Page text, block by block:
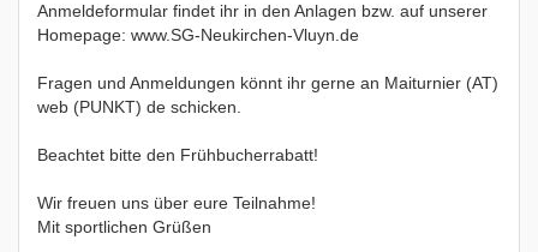
Anmeldeformular findet ihr in den Anlagen bzw. auf unserer
Homepage: www.SG-Neukirchen-Vluyn.de
Fragen und Anmeldungen könnt ihr gerne an Maiturnier (AT)
web (PUNKT) de schicken.
Beachtet bitte den Frühbucherrabatt!
Wir freuen uns über eure Teilnahme!
Mit sportlichen Grüßen